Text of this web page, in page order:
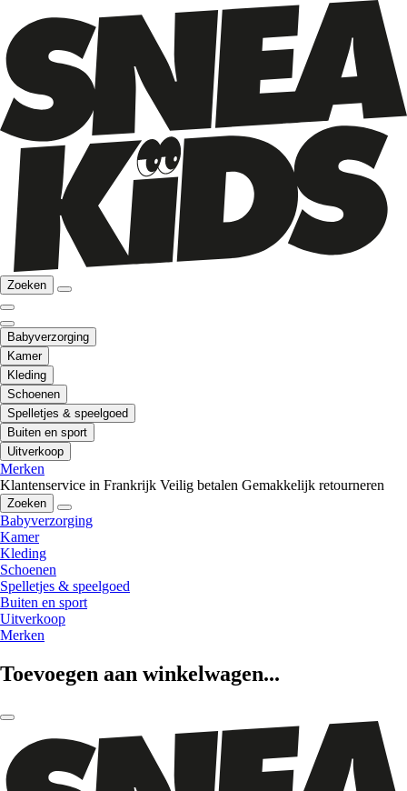
Zoeken
Babyverzorging
Kamer
Kleding
Schoenen
Spelletjes & speelgoed
Buiten en sport
Uitverkoop
Merken
Klantenservice in Frankrijk Veilig betalen Gemakkelijk retourneren
Zoeken
Babyverzorging
Kamer
Kleding
Schoenen
Spelletjes & speelgoed
Buiten en sport
Uitverkoop
Merken
Toevoegen aan winkelwagen...